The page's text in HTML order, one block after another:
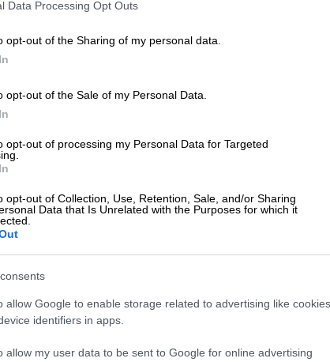
Data Processing Opt Outs
opt-out of the Sharing of my personal data.
opt-out of the Sale of my Personal Data.
opt-out of processing my Personal Data for Targeted
opt-out of Collection, Use, Retention, Sale, and/or Sharing
Data that Is Unrelated with the Purposes for which it
allow Google to enable storage related to advertising like
identifiers in apps.
allow my user data to be sent to Google for online advertising
πόλη στις 4 Δεκεμβρίου που
από μόνοι τους.
γνώση των ειδήσεων για το πού
Εάν εμφανίζετε συμπτώματα όπως
όσφρησης ή γεύσης, μυϊκοί πόνοι
Φορέστε μάσκα και
και ενημερώστε μας πού ταξιδέψατε
στην ανακοίνωση.
με την οικογένειά του στο
όπλα